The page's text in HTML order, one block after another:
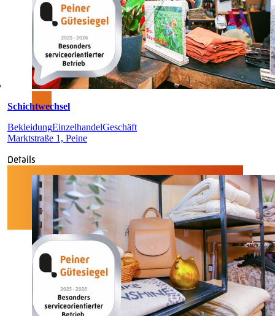
Schichtwechsel
BekleidungEinzelhandelGeschäft
Marktstraße 1, Peine
Details